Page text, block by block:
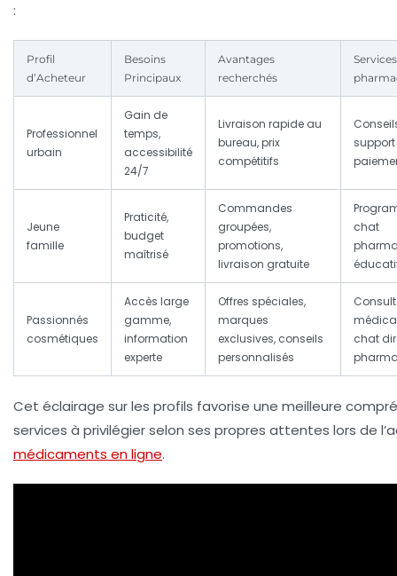
:
Profil
d’Acheteur
Besoins
Principaux
Avantages
recherchés
Professionnel
urbain
Gain de
temps,
accessibilité
24/7
Livraison rapide au
bureau, prix
compétitifs
Jeune
famille
Praticité,
budget
maîtrisé
Commandes
groupées,
promotions,
livraison gratuite
chat
Passionnés
cosmétiques
Accès large
gamme,
information
experte
Offres spéciales,
marques
exclusives, conseils
personnalisés
chat
Cet éclairage sur les profils favorise une meilleure
services à privilégier selon ses propres attentes lors de
médicaments en ligne.